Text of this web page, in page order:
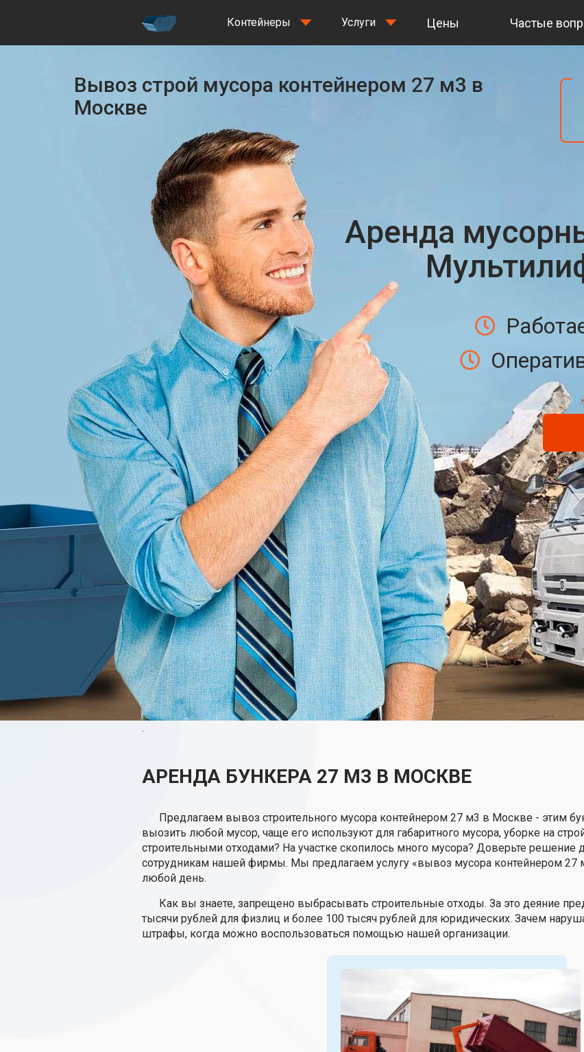
Контейнеры Услуги Цены Частые
Вывоз строй мусора контейнером 27 м3 в
Москве
Аренда
.
АРЕНДА БУНКЕРА 27 М3 В МОСКВЕ
Предлагаем вывоз строительного мусора контейнером 27 м3 в Москве - этим
выозить любой мусор, чаще его используют для габаритного мусора, уборке на
строительными отходами? На участке скопилось много мусора? Доверьте
сотрудникам нашей фирмы. Мы предлагаем услугу «вывоз мусора контейнером 27
любой день.
Как вы знаете, запрещено выбрасывать строительные отходы. За это деяние
тысячи рублей для физлиц и более 100 тысяч рублей для юридических. Зачем
штрафы, когда можно воспользоваться помощью нашей организации.